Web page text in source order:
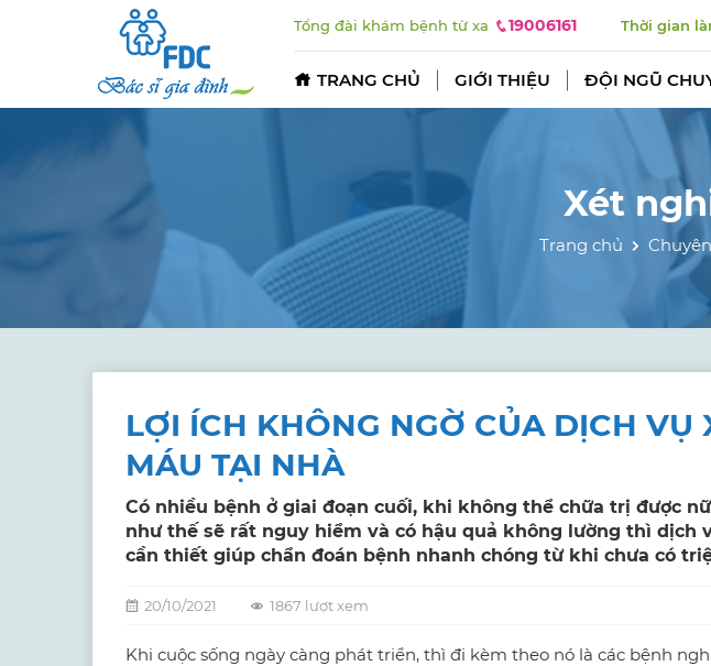
Tổng đài khám bệnh từ xa 19006161 Thời gian
TRANG CHỦ GIỚI THIỆU ĐỘI NGŨ
Xét
Trang chủ
LỢI ÍCH KHÔNG NGỜ CỦA DỊCH VỤ
MÁU TẠI NHÀ
Có nhiều bệnh ở giai đoạn cuối, khi không thể chữa trị được
như thế sẽ rất nguy hiểm và có hậu quả không lường thì dịch
cần thiết giúp chẩn đoán bệnh nhanh chóng từ khi chưa có
20/10/2021 1867 lượt xem
Khi cuộc sống ngày càng phát triển, thì đi kèm theo nó là các bệnh